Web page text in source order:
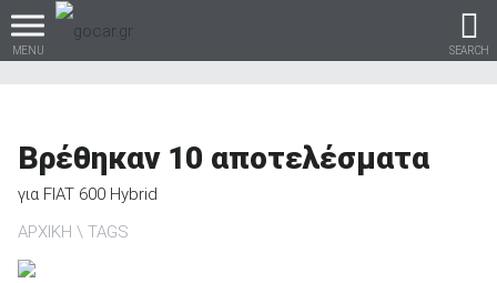
MENU SEARCH
Βρες τα πάντα για το
Βρέθηκαν 10 αποτελέσματα
για FIAT 600 Hybrid
ΑΡΧΙΚΗ
TAGS